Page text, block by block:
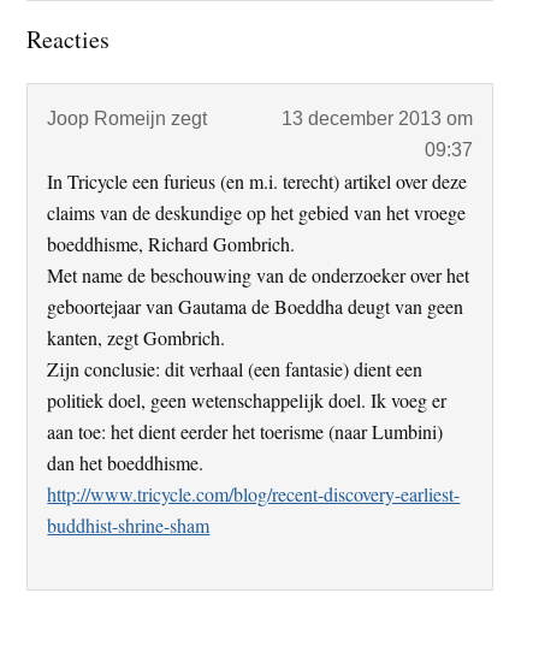
Lees
Reacties
Joop Romeijn zegt
13 december 2013 om
09:37
In Tricycle een furieus (en m.i. terecht) artikel over deze
claims vandedeskundige op het gebied van het vroege
boeddhisme, Richard Gombrich.
Met name de beschouwing van de onderzoeker over het
geboortejaar van Gautama de Boeddha deugt van geen
kanten, zegt Gombrich.
Zijn conclusie: dit verhaal (een fantasie) dient een
politiek doel, geen wetenschappelijk doel. Ik voeg er
aan toe: het dient eerder het toerisme (naar Lumbini)
dan het boeddhisme.
http://www.tricycle.com/blog/recent-discovery-earliest-
buddhist-shrine-sham